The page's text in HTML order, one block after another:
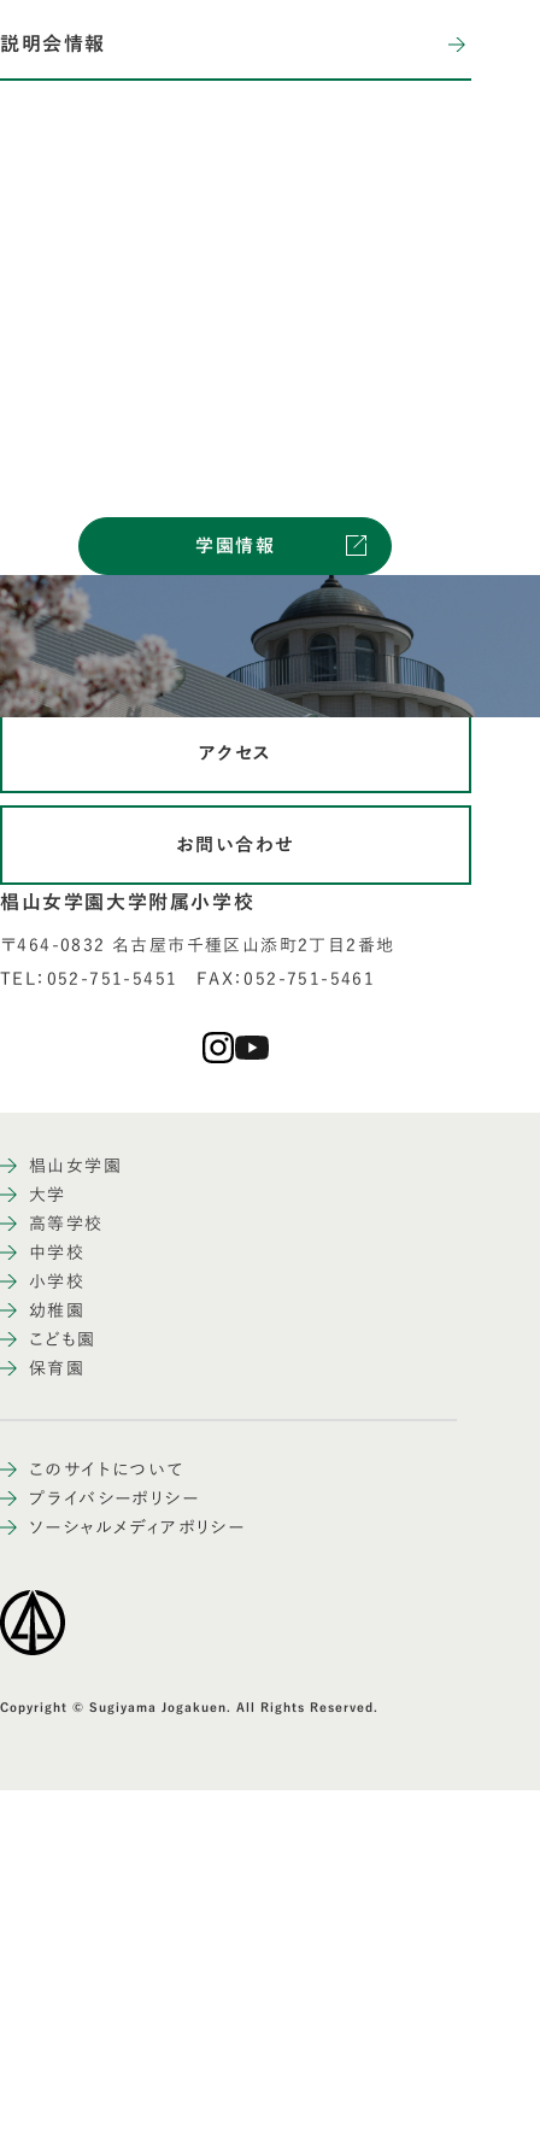
説明会情報
学園情報
アクセス
お問い合わせ
椙山女学園大学附属小学校
〒464-0832 名古屋市千種区山添町2丁目2番地
TEL：052-751-5451 FAX：052-751-5461
椙山女学園
大学
高等学校
中学校
小学校
幼稚園
こども園
保育園
このサイトについて
プライバシーポリシー
ソーシャルメディアポリシー
Copyright © Sugiyama Jogakuen. All Rights Reserved.